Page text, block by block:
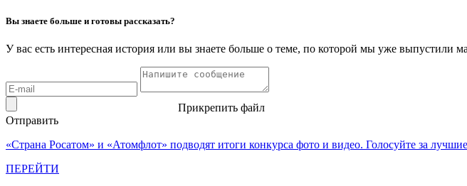
Вы знаете больше и готовы рассказать?
У вас есть интересная история или вы знаете больше о теме, по которой мы уже
Прикрепить файл
Отправить
«Страна Росатом» и «Атомфлот» подводят итоги конкурса фото и видео. Голосуйте за
ПЕРЕЙТИ